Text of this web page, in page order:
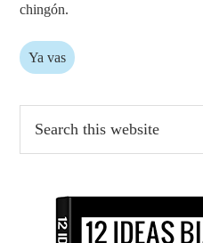
chingón.
Ya vas